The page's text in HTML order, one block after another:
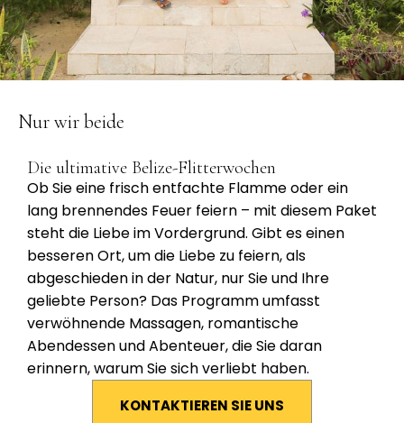
Nur wir beide
Die ultimative Belize-Flitterwochen
Ob Sie eine frisch entfachte Flamme oder ein
lang brennendes Feuer feiern – mit diesem Paket
steht die Liebe im Vordergrund. Gibt es einen
besseren Ort, um die Liebe zu feiern, als
abgeschieden in der Natur, nur Sie und Ihre
geliebte Person? Das Programm umfasst
verwöhnende Massagen, romantische
Abendessen und Abenteuer, die Sie daran
erinnern, warum Sie sich verliebt haben.
KONTAKTIEREN SIE UNS